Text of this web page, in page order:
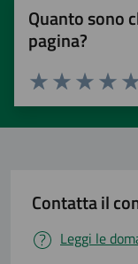
Quanto sono
pagina?
Valuta 3
Valuta 2
Valuta 1 stelle su
Contatta il
Leggi le